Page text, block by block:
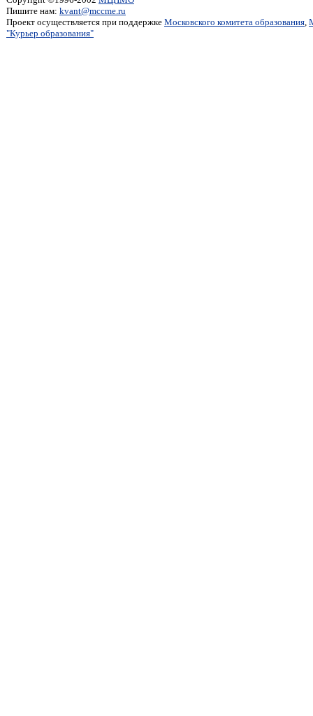
Пишите нам: kvant@mccme.ru
Проект осуществляется при поддержке Московского комитета образования,
"Курьер образования"